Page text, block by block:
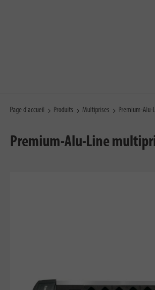
Page d'accueil Produits Multiprises Premium-Alu-
Premium-Alu-Line